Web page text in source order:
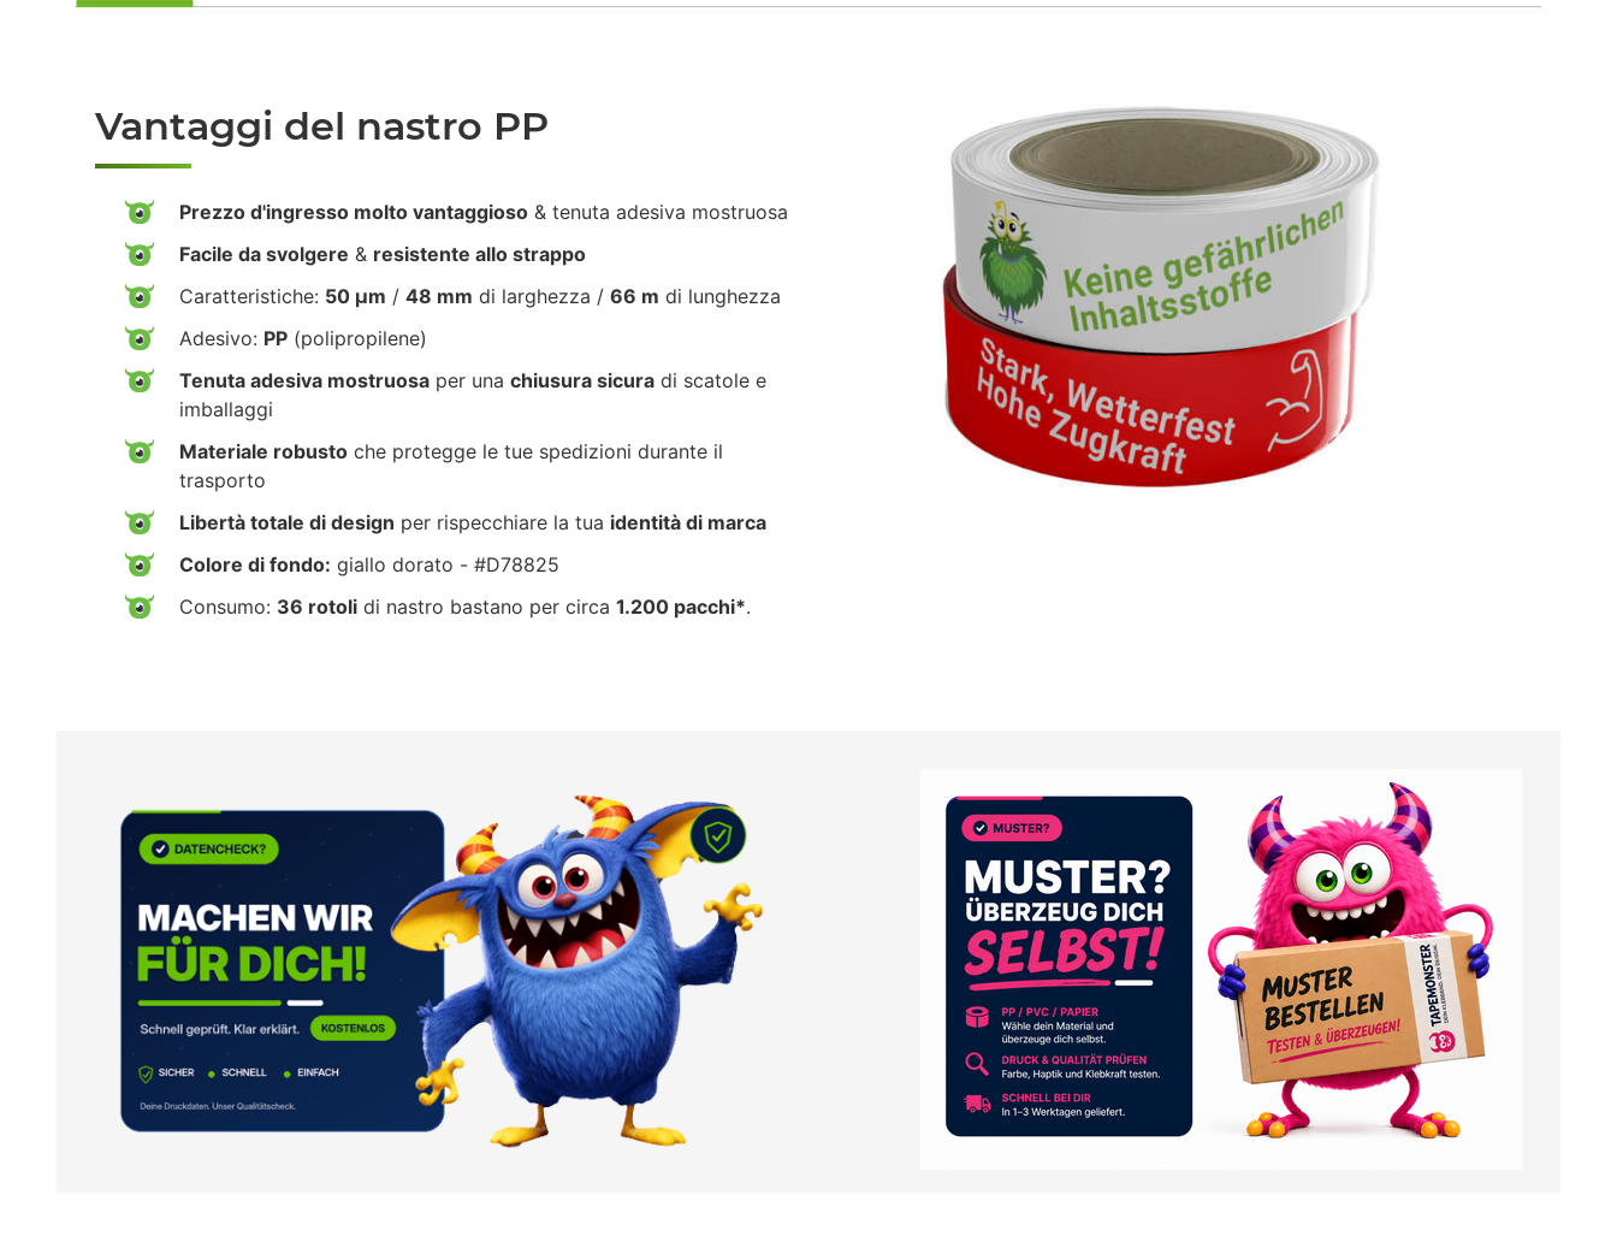
Vantaggi del nastro PP
Prezzo d'ingresso molto vantaggioso & tenuta adesiva mostruosa
Facile da svolgere & resistente allo strappo
Caratteristiche: 50 µm / 48 mm di larghezza / 66 m di lunghezza
Adesivo: PP (polipropilene)
Tenuta adesiva mostruosa per una chiusura sicura di scatole e
imballaggi
Materiale robusto che protegge le tue spedizioni durante il
trasporto
Libertà totale di design per rispecchiare la tua identità di marca
Colore di fondo: giallo dorato - #D78825
Consumo: 36 rotoli di nastro bastano per circa 1.200 pacchi*.